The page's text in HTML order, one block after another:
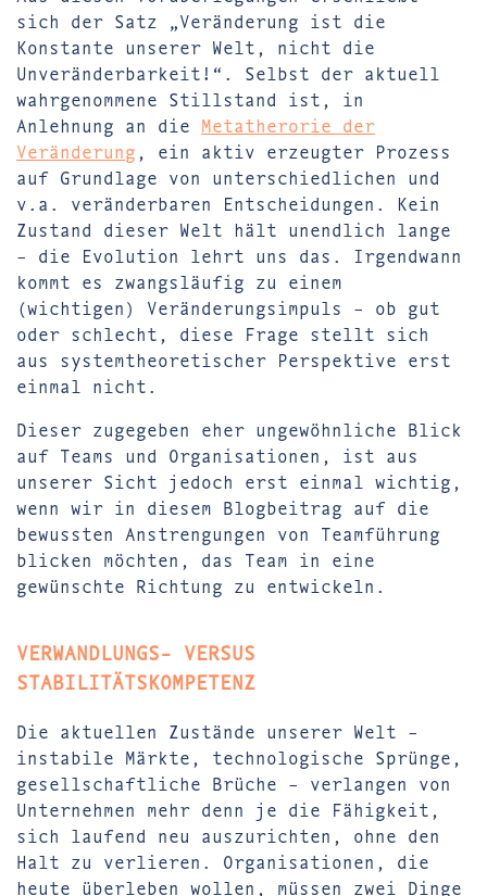
sich der Satz „Veränderung ist die
Konstante unserer Welt, nicht die
Unveränderbarkeit!“. Selbst der aktuell
wahrgenommene Stillstand ist, in
Anlehnung an die Metatherorie der
Veränderung , ein aktiv erzeugter Prozess
auf Grundlage von unterschiedlichen und
v.a. veränderbaren Entscheidungen. Kein
Zustand dieser Welt hält unendlich lange
– die Evolution lehrt uns das. Irgendwann
kommt es zwangsläufig zu einem
(wichtigen) Veränderungsimpuls – ob gut
oder schlecht, diese Frage stellt sich
aus systemtheoretischer Perspektive erst
einmal nicht.
Dieser zugegeben eher ungewöhnliche Blick
auf Teams und Organisationen, ist aus
unserer Sicht jedoch erst einmal wichtig,
wenn wir in diesem Blogbeitrag auf die
bewussten Anstrengungen von Teamführung
blicken möchten, das Team in eine
gewünschte Richtung zu entwickeln.
VERWANDLUNGS- VERSUS
STABILITÄTSKOMPETENZ
Die aktuellen Zustände unserer Welt –
instabile Märkte, technologische Sprünge,
gesellschaftliche Brüche – verlangen von
Unternehmen mehr denn je die Fähigkeit,
sich laufend neu auszurichten, ohne den
Halt zu verlieren. Organisationen, die
heute überleben wollen, müssen zwei Dinge